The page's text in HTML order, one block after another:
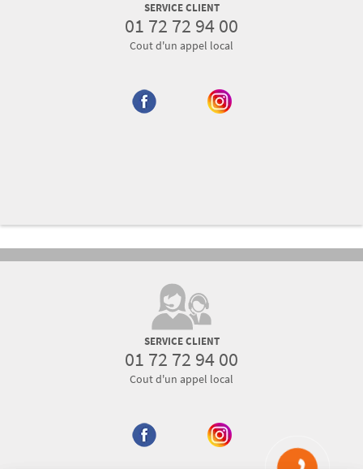
SERVICE CLIENT
01 72 72 94 00
Cout d'un appel local
SERVICE CLIENT
01 72 72 94 00
Cout d'un appel local